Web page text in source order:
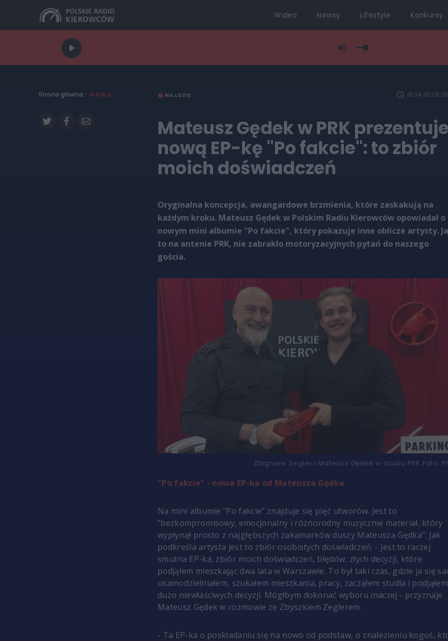
Wideo Newsy Lifestyle Konkursy
Strona główna Artykuł NA LUZIE 16:34,
Mateusz Gędek w PRK prezentuje
nową EP-kę "Po fakcie": to zbiór
moich doświadczeń
Oryginalna koncepcja, awangardowe brzmienia, które zaskakują na
każdym kroku. Mateusz Gędek w Polskim Radiu Kierowców opowiadał o
nowym mini albumie "Po fakcie", który pokazuje inne oblicze artysty.
to na antenie PRK, nie zabrakło motoryzacyjnych pytań do naszego
gościa.
Zbigniew Zegler i Mateusz Gędek w studiu PRK Foto:
"Po fakcie" - nowa EP-ka od Mateusza Gędka
Na mini albumie "Po fakcie" znajduje się pięć utworów. Jest to
"bezkompromisowy, emocjonalny i różnorodny muzycznie materiał, który
wypłynął prosto z najgłębszych zakamarków duszy Mateusza Gędka". Jak
podkreśla artysta jest to zbiór osobistych doświadczeń. - Jest to raczej
smutna EP-ka, zbiór moich doświadczeń, błędów, złych decyzji, które
podjąłem mieszkając dwa lata w Warszawie. To był taki czas, gdzie ja się
usamodzielniałem, szukałem mieszkania, pracy, zacząłem studia i podjąłem
dużo niewłaściwych decyzji. Mógłbym dokonać wyboru inaczej - przyznaje
Mateusz Gędek w rozmowie ze Zbyszkiem Zeglerem.
- Ta EP-ka o poskładaniu się na nowo od podstaw, o znalezieniu kogoś,